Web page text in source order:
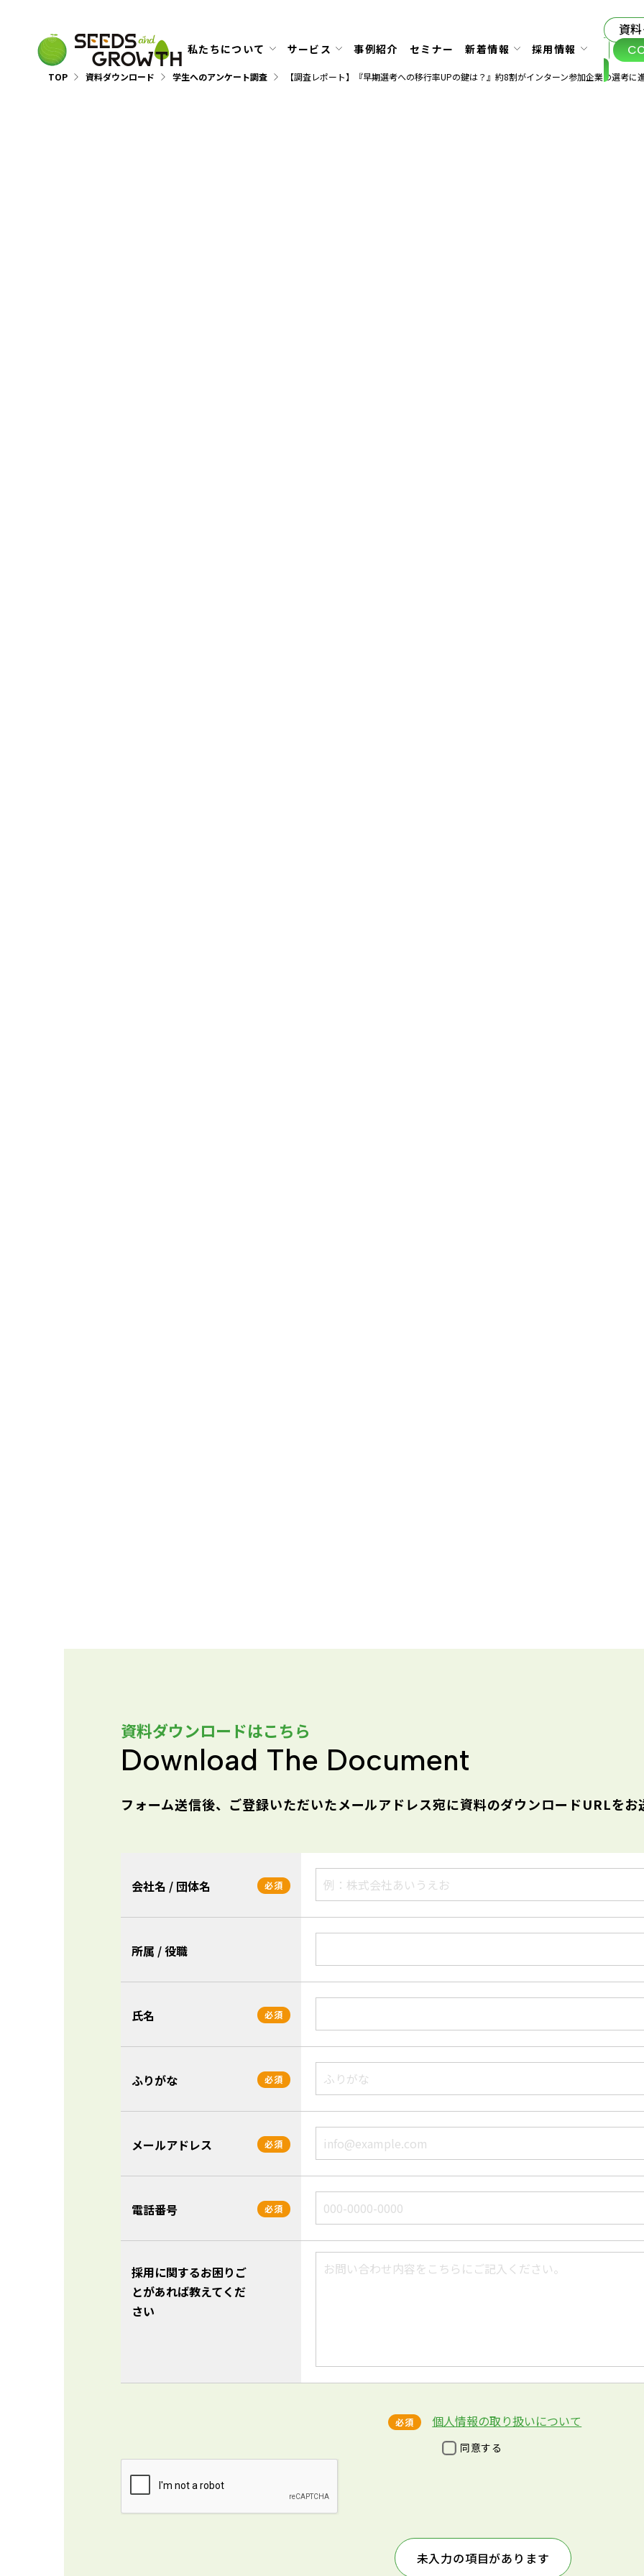
私たちについて サービス 事例紹介 セミナー 新着情報 採用情報
資
TOP 資料ダウンロード 学生へのアンケート調査 【調査レポート】『早期選考への移行率UPの鍵は？』約8割がインターン参加企業の選考に
資料ダウンロードはこちら
Download The Document
フォーム送信後、ご登録いただいたメールアドレス宛に資料のダウンロードURLをお
会社名 / 団体名 必須
所属 / 役職
氏名 必須
ふりがな 必須
メールアドレス 必須
電話番号 必須
採用に関するお困りご
とがあれば教えてくだ
さい
必須 個人情報の取り扱いについて
同意する
未入力の項目があります